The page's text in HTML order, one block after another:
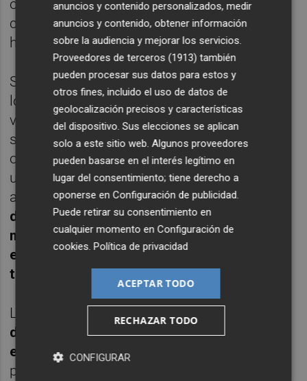
ocasiones suficientes como para haber
conseguido una victoria más amplia y
haberse ahorrado apreturas finales.
Sin embargo, el buen hacer del guardameta
local y la falta de acierto de los rematadores
visitantes propiciaron que el filial del
submarino amarillo mantuviera sus
opciones para puntuar. Lo pudo hacer con
un envío de Quintero al larguero y con varias
acciones en las queGazzaniga volvió a ser
decisivo, como en Huelva.El argentino
mostró su nivel y fue providencial para que
el Murcia continúe en lo más alto de la
tabla
Los de Fran Fernández aprovecharon la
derrota de la Unión Deportiva Ibiza por 1-0
en Fuenlabradapara ya no compartir la
primera posición con los baleares y ahora
anuncios y contenido personalizados, medir
anuncios y contenido, obtener información
sobre la audiencia y mejorar los servicios.
Proveedores de terceros (1913) también
pueden procesar sus datos para estos y
otros fines, incluido el uso de datos de
geolocalización precisos y características
del dispositivo. Sus elecciones se aplican
solo a este sitio web. Algunos proveedores
pueden basarse en el interés legítimo en
lugar del consentimiento; tiene derecho a
oponerse enConfiguración de publicidad.
Puede retirar su consentimiento en
cualquier momento enConfiguración de
cookies.Política de privacidad
ACEPTAR TODO
RECHAZAR TODO
CONFIGURAR